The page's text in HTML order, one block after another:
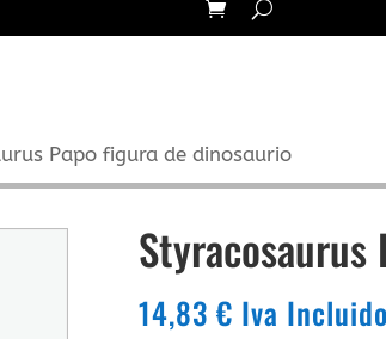
Papo figura de dinosaurio
14,83€ Iva Incluido